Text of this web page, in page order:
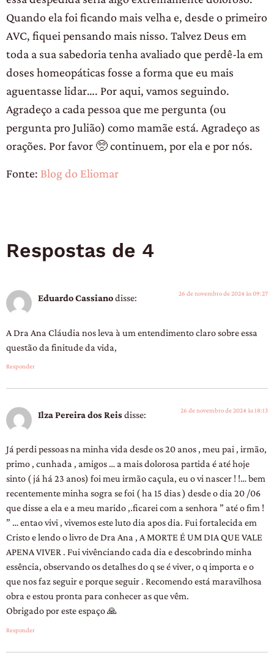
Quando ela foi ficando mais velha e, desde o primeiro
AVC, fiquei pensando mais nisso. Talvez Deus em
toda a sua sabedoria tenha avaliado que perdê-la em
doses homeopáticas fosse a forma que eu mais
aguentasse lidar…. Por aqui, vamos seguindo.
Agradeço a cada pessoa que me pergunta (ou
pergunta pro Julião) como mamãe está. Agradeço as
orações. Por favor 🥺 continuem, por ela e por nós.
Fonte: Blog do Eliomar
Respostas de 4
Eduardo Cassianodisse: 26 de novembro de 2024 às 09:27
A Dra Ana Cláudia nos leva à um entendimento claro sobre essa
questão da finitude da vida,
Responder
Ilza Pereira dos Reisdisse: 26 de novembro de 2024 às 18:13
Já perdi pessoas na minha vida desde os 20 anos , meu pai , irmão,
primo , cunhada , amigos … a mais dolorosa partida é até hoje
sinto ( já há 23 anos) foi meu irmão caçula, eu o vi nascer ! !… bem
recentemente minha sogra se foi ( ha 15 dias ) desde o dia 20 /06
que disse a ela e a meu marido ,.ficarei com a senhora ” até o fim !
” … entao vivi , vivemos este luto dia apos dia. Fui fortalecida em
Cristo e lendo o livro de Dra Ana , A MORTE É UM DIA QUE VALE
APENA VIVER . Fui vivênciando cada dia e descobrindo minha
essência, observando os detalhes do q se é viver, o q importa e o
que nos faz seguir e porque seguir . Recomendo está maravilhosa
obra e estou pronta para conhecer as que vêm.
Obrigado por este espaço 🙏
Responder